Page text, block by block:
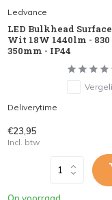
Ledvance
LED Bulkhead
Wit 18W 1440lm -
350mm - IP44
Deliverytime
€23,95
Incl. btw
Op voorraad